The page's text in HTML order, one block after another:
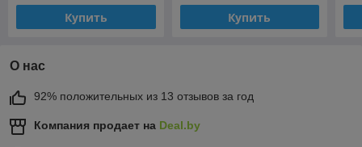
Купить Купить
О нас
92% положительных из 13 отзывов за год
Компания продает на Deal.by